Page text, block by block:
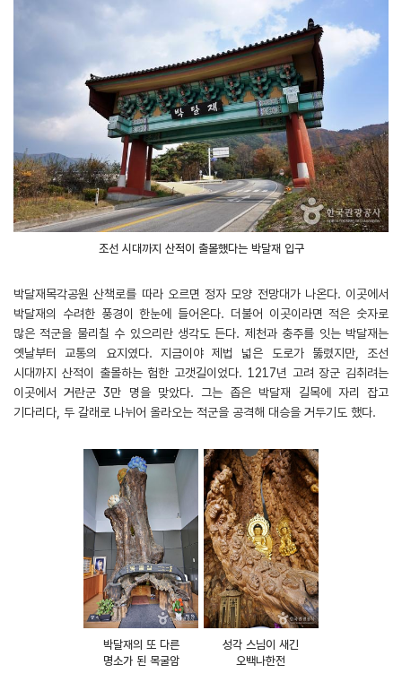
조선 시대까지 산적이 출몰했다는 박달재 입구
박달재목각공원 산책로를 따라 오르면 정자 모양 전망대가 나온다. 이곳에서
박달재의 수려한 풍경이 한눈에 들어온다. 더불어 이곳이라면 적은 숫자로
많은 적군을 물리칠 수 있으리란 생각도 든다. 제천과 충주를 잇는 박달재는
옛날부터 교통의 요지였다. 지금이야 제법 넓은 도로가 뚫렸지만, 조선
시대까지 산적이 출몰하는 험한 고갯길이었다. 1217년 고려 장군 김취려는
이곳에서 거란군 3만 명을 맞았다. 그는 좁은 박달재 길목에 자리 잡고
기다리다, 두 갈래로 나뉘어 올라오는 적군을 공격해 대승을 거두기도 했다.
박달재의 또 다른
명소가 된 목굴암
성각 스님이 새긴
오백나한전